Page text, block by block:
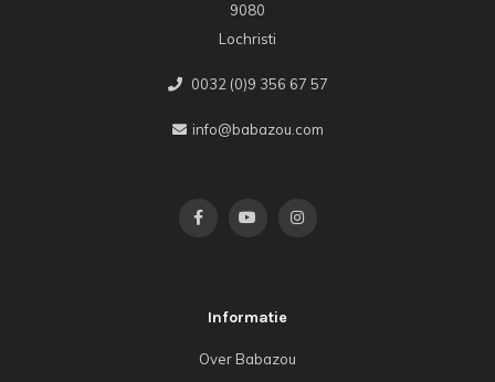
9080
Lochristi
0032 (0)9 356 67 57
info@babazou.com
Informatie
Over Babazou